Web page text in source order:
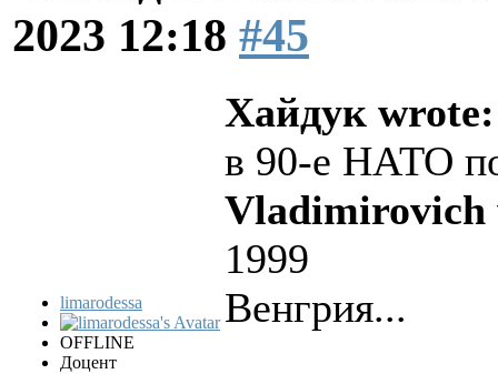
2023 12:18 #45
limarodessa
OFFLINE
Доцент
Хайдук wrote:
в 90-е НАТО
Vladimirovich
1999
Венгрия...